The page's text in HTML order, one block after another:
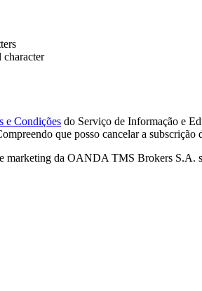
character
e Condições do Serviço de Informação e
que posso cancelar a subscrição
marketing da OANDA TMS Brokers S.A.